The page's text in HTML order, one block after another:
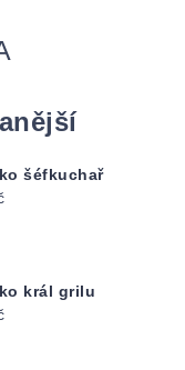
šéfkuchař
král grilu